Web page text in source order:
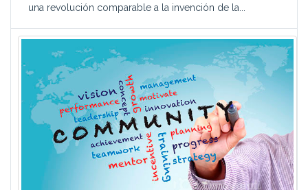
una revolución comparable a la invención de la...